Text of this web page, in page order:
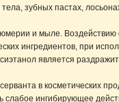
зубных пастах,
и мыле.
ингредиентов, при
является
в косметических
слабое ингибирующее